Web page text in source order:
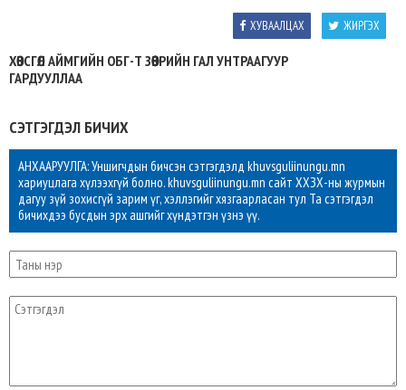
ЖИРГЭХ
ХУВААЛЦАХ
ХӨВСГӨЛ АЙМГИЙН ОБГ-Т ЗӨӨВРИЙН ГАЛ УНТРААГУУР
ГАРДУУЛЛАА
СЭТГЭГДЭЛ БИЧИХ
АНХААРУУЛГА: Уншигчдын бичсэн сэтгэгдэлд khuvsguliinungu.mn
хариуцлага хүлээхгүй болно. khuvsguliinungu.mn сайт ХХЗХ-ны журмын
дагуу зүй зохисгүй зарим үг, хэллэгийг хязгаарласан тул Та сэтгэгдэл
бичихдээ бусдын эрх ашгийг хүндэтгэн үзнэ үү.